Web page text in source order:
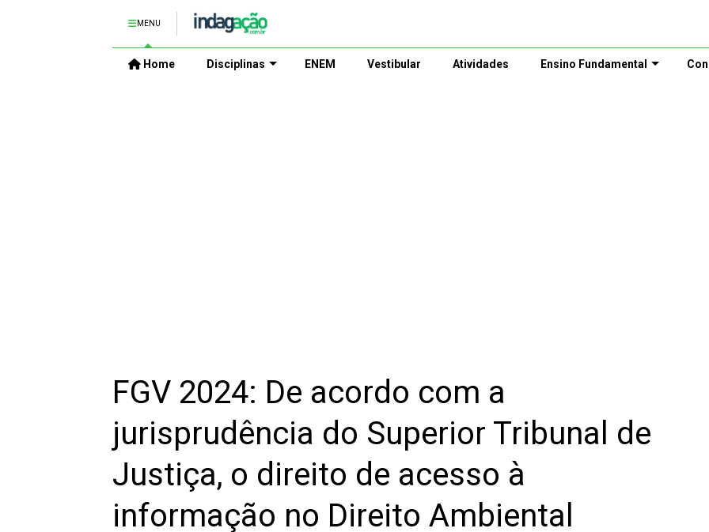
MENU
Home Disciplinas ENEM Vestibular Atividades Ensino Fundamental
FGV 2024: De acordo com a
jurisprudência do Superior Tribunal de
Justiça, o direito de acesso à
informação no Direito Ambiental